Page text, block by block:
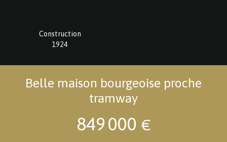
Construction
1924
Belle maison bourgeoise proche
tramway
849 000 €